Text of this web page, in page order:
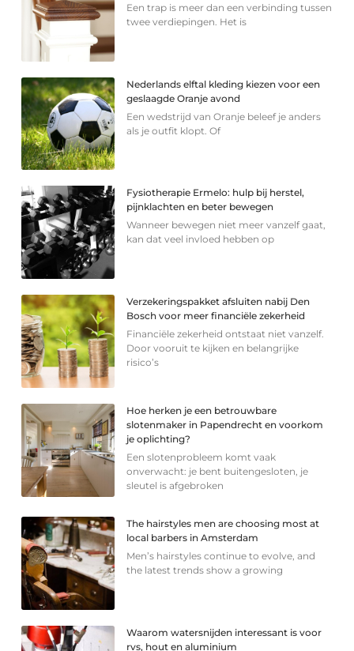
Een trap is meer dan een verbinding tussen
twee verdiepingen. Het is
Nederlands elftal kleding kiezen voor een
geslaagde Oranje avond
Een wedstrijd van Oranje beleef je anders
als je outfit klopt. Of
Fysiotherapie Ermelo: hulp bij herstel,
pijnklachten en beter bewegen
Wanneer bewegen niet meer vanzelf gaat,
kan dat veel invloed hebben op
Verzekeringspakket afsluiten nabij Den
Bosch voor meer financiële zekerheid
Financiële zekerheid ontstaat niet vanzelf.
Door vooruit te kijken en belangrijke
risico’s
Hoe herken je een betrouwbare
slotenmaker in Papendrecht en voorkom
je oplichting?
Een slotenprobleem komt vaak
onverwacht: je bent buitengesloten, je
sleutel is afgebroken
The hairstyles men are choosing most at
local barbers in Amsterdam
Men’s hairstyles continue to evolve, and
the latest trends show a growing
Waarom watersnijden interessant is voor
rvs, hout en aluminium